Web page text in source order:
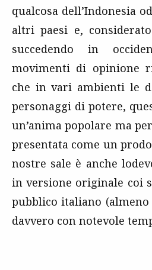
qualcosa dell’Indonesia
altri paesi e,
succedendo in
movimenti di opinione
che in vari ambienti le
personaggi di potere,
un’anima popolare ma
presentata come un
nostre sale è anche
in versione originale coi
pubblico italiano
davvero con notevole